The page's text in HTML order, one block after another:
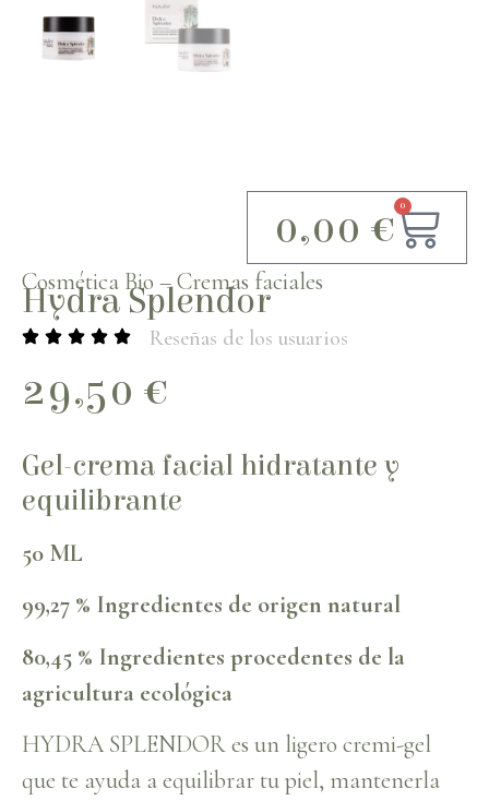
0,00€ 0
Cosmética Bio –Cremas faciales
Hydra Splendor
Reseñas de los usuarios
29,50 €
Gel-crema facial hidratante y
equilibrante
50 ML
99,27 % Ingredientes de origen natural
80,45 % Ingredientes procedentes de la
agricultura ecológica
HYDRA SPLENDOR es un ligero cremi-gel
que te ayuda a equilibrar tu piel, mantenerla